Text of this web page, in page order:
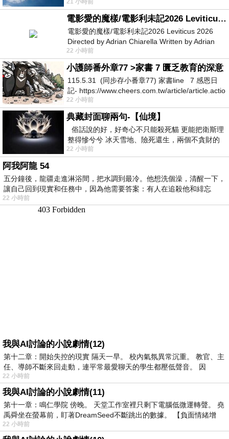
她不是很喜歡幼幼班的小朋友嗎捨得不
電影愛的魔樣/電影利未記2026 Leviticus 2026
電影愛的魔樣/電影利未記2026 Leviticus 2026
Directed by Adrian Chiarella Written by Adrian
Chiarella Starring Joe Bird
22 小時前
小護師番外章77 >家書 7 匱乏教育的深意
115.5.31 (同步存小番章77) 家書line 7 感恩日
記- https://www.cheers.com.tw/article/article.actio
22 小時前
典藏封面聊兩句-【仙境】
俗話說的好，好奇心不只能殺死貓 更能把衛斯理
整得慘兮兮 冰天雪地、險死還生，兩個不貪財的
人尋什麼寶？ 人家追尋愛情還
22 小時前
阿我阿龍 54
五分鐘後，龍疆走進淋浴間，把水調到最冷。他想洗個澡，清醒一下，
讓自己回到現實和任務中，因為他需要答案：有人在追殺他和緋忘
22 小時前
我與AI討論的小說劇情(12)
第十二章：開始失控的現實 隔天一早。 校內氣氛異常沉重。 教官、主
任、導師不斷來回走動，連平常最愛聊天的學生都壓低聲音。 因
22 小時前
我與AI討論的小說劇情(11)
第十一章：鳴仁學院 傍晚。 天堂工作室裡只剩下電腦低微運轉聲。 堯
禹舜坐在螢幕前，盯著DreamSeed不斷跳出的數據。 【負面情緒增
22 小時前